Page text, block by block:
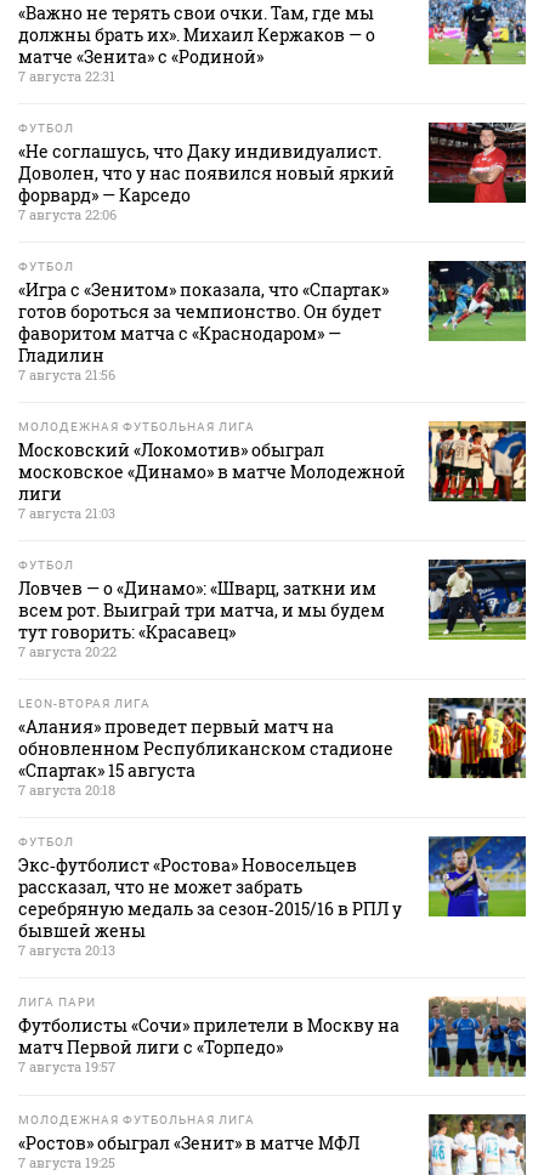
«Важно не терять свои очки. Там, где мы
должны брать их». Михаил Кержаков — о
матче «Зенита» с «Родиной»
7 августа 22:31
ФУТБОЛ
«Не соглашусь, что Даку индивидуалист.
Доволен, что у нас появился новый яркий
форвард» — Карседо
7 августа 22:06
ФУТБОЛ
«Игра с «Зенитом» показала, что «Спартак»
готов бороться за чемпионство. Он будет
фаворитом матча с «Краснодаром» —
Гладилин
7 августа 21:56
МОЛОДЕЖНАЯ ФУТБОЛЬНАЯ ЛИГА
Московский «Локомотив» обыграл
московское «Динамо» в матче Молодежной
лиги
7 августа 21:03
ФУТБОЛ
Ловчев — о «Динамо»: «Шварц, заткни им
всем рот. Выиграй три матча, и мы будем
тут говорить: «Красавец»
7 августа 20:22
LEON-ВТОРАЯ ЛИГА
«Алания» проведет первый матч на
обновленном Республиканском стадионе
«Спартак» 15 августа
7 августа 20:18
ФУТБОЛ
Экс‑футболист «Ростова» Новосельцев
рассказал, что не может забрать
серебряную медаль за сезон‑2015/16 в РПЛ у
бывшей жены
7 августа 20:13
ЛИГА ПАРИ
Футболисты «Сочи» прилетели в Москву на
матч Первой лиги с «Торпедо»
7 августа 19:57
МОЛОДЕЖНАЯ ФУТБОЛЬНАЯ ЛИГА
«Ростов» обыграл «Зенит» в матче МФЛ
7 августа 19:25